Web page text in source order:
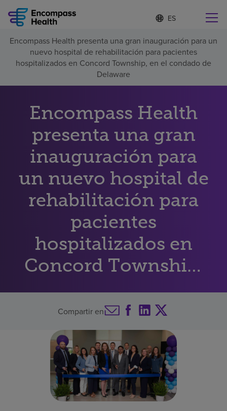
Lista
de
idiomas
contraída
d
o
m
a
c
c
o
a
d
o
Encuentre una localidad cerca de usted
Servicios de rehabilitación
Pacientes y cuidadores
Recursos de salud
Buscar un centro
Encompass Health presenta una gran inauguración para un
nuevo hospital de rehabilitación para pacientes
hospitalizados en Concord Township, en el condado de
Delaware
Encompass Health
presenta una gran
inauguración para
un nuevo hospital de
rehabilitación para
pacientes
hospitalizados en
Concord Township,
en el condado de
Delaware
Compartir en